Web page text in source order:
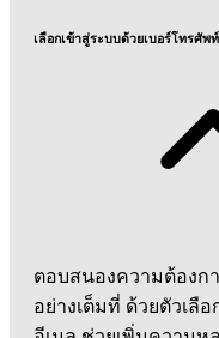
เลือกเข้าสู่ระบบด้วยเบอร์โทรศัพ
ตอบสนองความต้องก
อย่างเต็มที่ ด้วยตัวเลื